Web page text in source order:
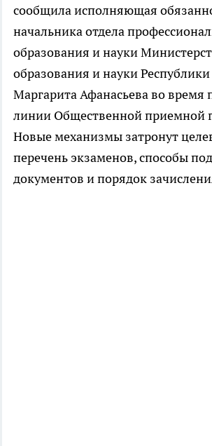
сообщила исполняющая
начальника отдела
образования и науки
образования и науки
Маргарита Афанасьева во время
линии Общественной приемной
Новые механизмы затронут
перечень экзаменов, способы
документов и порядок